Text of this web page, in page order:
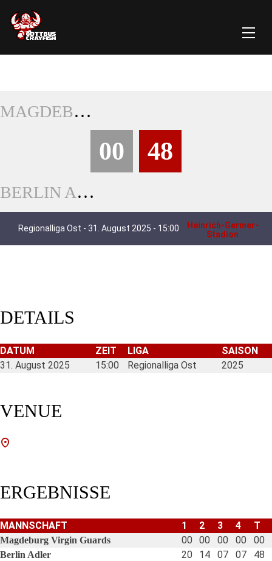
MAGDEBURG VIRGIN GUARDS
00 48
BERLIN ADLER
Regionalliga Ost - 31. August 2025 - 15:00
Heinrich-Germer-
Stadion
DETAILS
DATUM ZEIT LIGA
SAISON
31. August 2025
15:00 Regionalliga Ost 2025
VENUE
ERGEBNISSE
MANNSCHAFT 1 2 3 4 T
Magdeburg Virgin Guards 00 00 00 00 00
Berlin Adler 20 14 07 07 48